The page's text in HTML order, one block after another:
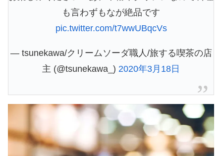
も言わずもなが絶品です
pic.twitter.com/t7wwUBqcVs
— tsunekawa/クリームソーダ職人/旅する喫茶の店
主 (@tsunekawa_) 2020年3月18日